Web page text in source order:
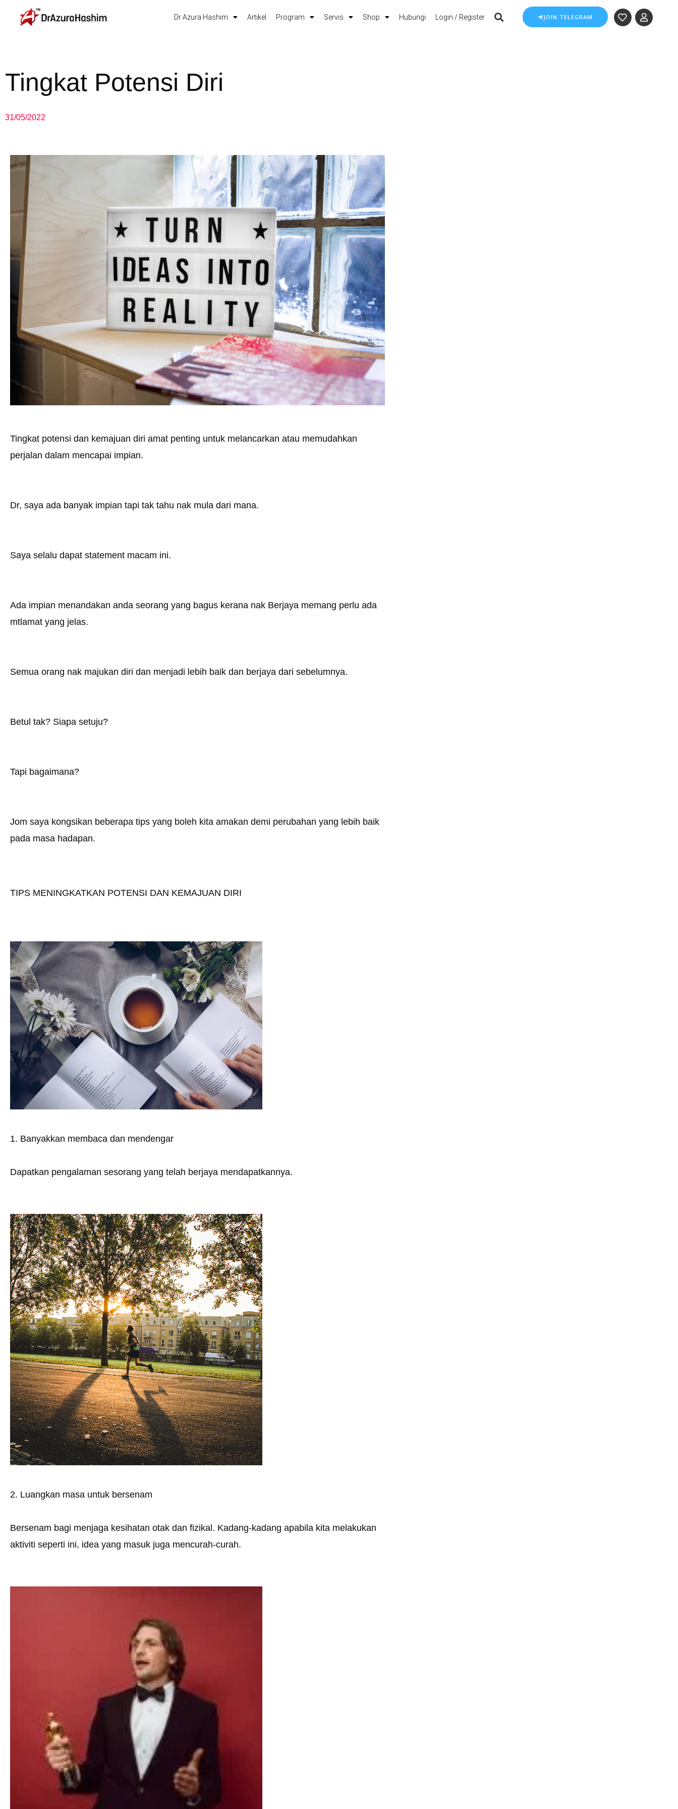
Dr Azura Hashim Artikel Program Servis Shop Hubungi Login / Register JOIN TELEGRAM
Tingkat Potensi Diri
31/05/2022
Tingkat potensi dan kemajuan diri amat penting untuk melancarkan atau memudahkan
perjalan dalam mencapai impian.
Dr, saya ada banyak impian tapi tak tahu nak mula dari mana.
Saya selalu dapat statement macam ini.
Ada impian menandakan anda seorang yang bagus kerana nak Berjaya memang perlu ada
mtlamat yang jelas.
Semua orang nak majukan diri dan menjadi lebih baik dan berjaya dari sebelumnya.
Betul tak? Siapa setuju?
Tapi bagaimana?
Jom saya kongsikan beberapa tips yang boleh kita amakan demi perubahan yang lebih baik
pada masa hadapan.
TIPS MENINGKATKAN POTENSI DAN KEMAJUAN DIRI
1. Banyakkan membaca dan mendengar
Dapatkan pengalaman sesorang yang telah berjaya mendapatkannya.
2. Luangkan masa untuk bersenam
Bersenam bagi menjaga kesihatan otak dan fizikal. Kadang-kadang apabila kita melakukan
aktiviti seperti ini, idea yang masuk juga mencurah-curah.